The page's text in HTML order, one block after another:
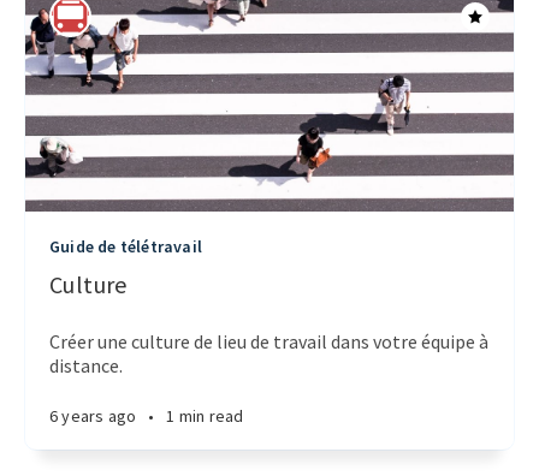
Guide de télétravail
Culture
Créer une culture de lieu de travail dans votre équipe à
distance.
6 years ago • 1 min read